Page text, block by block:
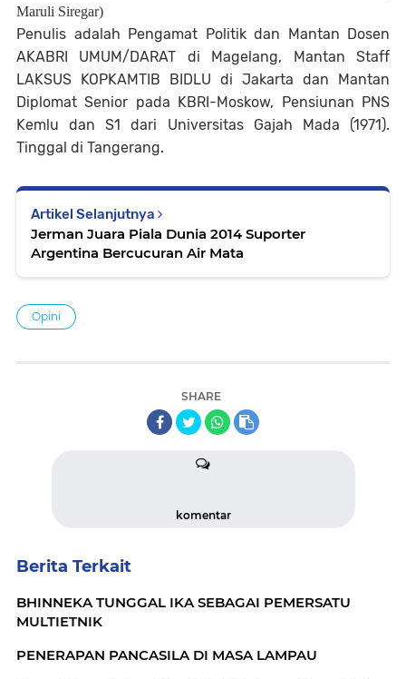
Maruli Siregar)
Penulis adalah Pengamat Politik dan Mantan Dosen
AKABRI UMUM/DARAT di Magelang, Mantan Staff
LAKSUS KOPKAMTIB BIDLU di Jakarta dan Mantan
Diplomat Senior pada KBRI-Moskow, Pensiunan PNS
Kemlu dan S1 dari Universitas Gajah Mada (1971).
Tinggal di Tangerang.
Artikel Selanjutnya
Jerman Juara Piala Dunia 2014 Suporter
Argentina Bercucuran Air Mata
Opini
SHARE
komentar
Berita Terkait
BHINNEKA TUNGGAL IKA SEBAGAI PEMERSATU
MULTIETNIK
PENERAPAN PANCASILA DI MASA LAMPAU